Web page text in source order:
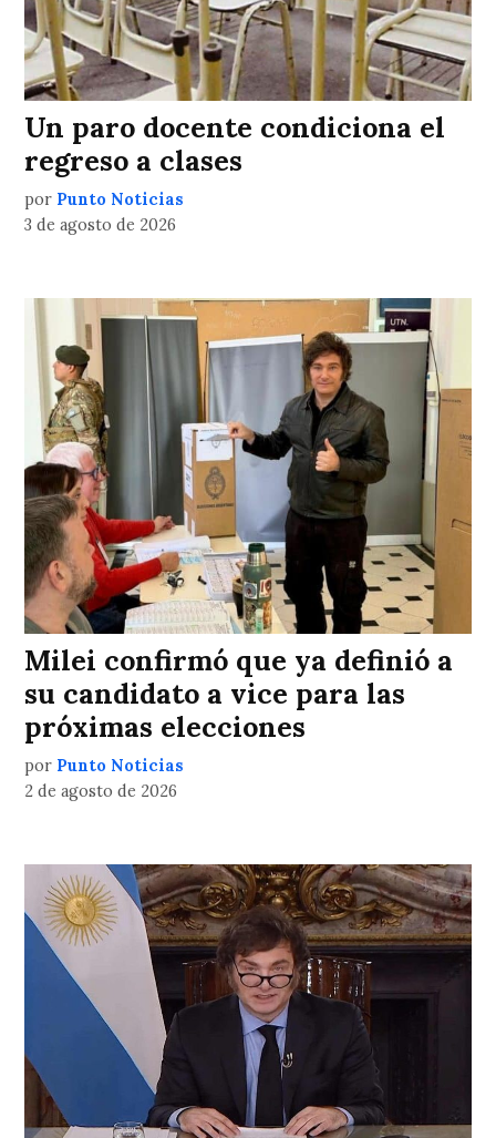
Un paro docente condiciona el
regreso a clases
por Punto Noticias
3 de agosto de 2026
Milei confirmó que ya definió a
su candidato a vice para las
próximas elecciones
por Punto Noticias
2 de agosto de 2026